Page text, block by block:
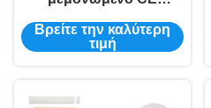
πακέτων μηχανών
συσκευασίας αχύρου
Βρείτε την καλύτερη
τιμή